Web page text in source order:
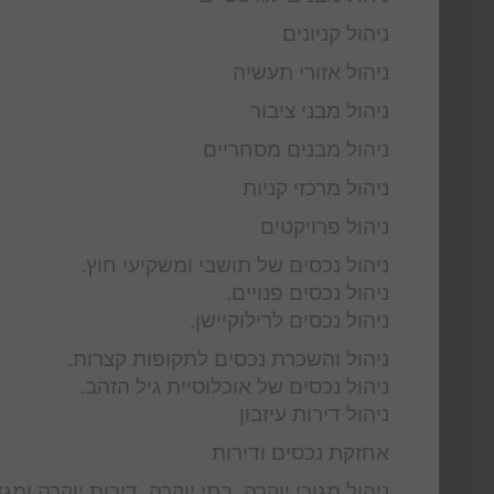
ניהול קניונים
ניהול אזורי תעשיה
ניהול מבני ציבור
ניהול מבנים מסחריים
ניהול מרכזי קניות
ניהול פרויקטים
ניהול נכסים של תושבי ומשקיעי חוץ.
ניהול נכסים פנויים.
ניהול נכסים לרילוקיישן.
ניהול והשכרת נכסים לתקופות קצרות.
ניהול נכסים של אוכלוסיית גיל הזהב.
ניהול דירות עיזבון
אחזקת נכסים ודירות